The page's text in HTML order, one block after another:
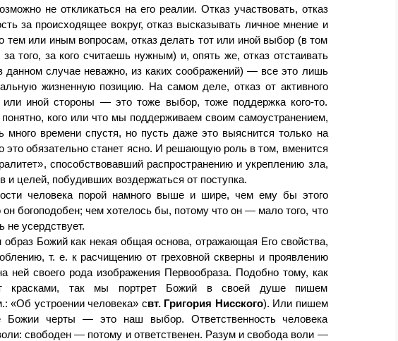
не откликаться на его реалии. Отказ участвовать, отказ
за происходящее вокруг, отказ высказывать личное мнение и
тем или иным вопросам, отказ делать тот или иной выбор (в том
того, за кого считаешь нужным) и, опять же, отказ отстаивать
данном случае неважно, из каких соображений) — все это лишь
жизненную позицию. На самом деле, отказ от активного
или иной стороны — это тоже выбор, тоже поддержка кого-то.
кого или что мы поддерживаем своим самоустранением,
много времени спустя, но пусть даже это выяснится только на
это обязательно станет ясно. И решающую роль в том, вменится
способствовавший распространению и укреплению зла,
и целей, побудивших воздержаться от поступка.
человека порой намного выше и шире, чем ему бы этого
богоподобен; чем хотелось бы, потому что он — мало того, что
не усердствует.
образ Божий как некая общая основа, отражающая Его свойства,
т. е. к расчищению от греховной скверны и проявлению
ней своего рода изображения Первообраза. Подобно тому, как
красками, так мы портрет Божий в своей душе пишем
«Об устроении человека» свт. Григория Нисского). Или пишем
Божии черты — это наш выбор. Ответственность человека
свободен — потому и ответственен. Разум и свобода воли —